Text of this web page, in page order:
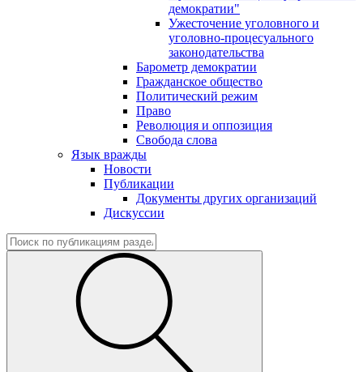
демократии"
Ужесточение уголовного и
уголовно-процесуального
законодательства
Барометр демократии
Гражданское общество
Политический режим
Право
Революция и оппозиция
Свобода слова
Язык вражды
Новости
Публикации
Документы других организаций
Дискуссии